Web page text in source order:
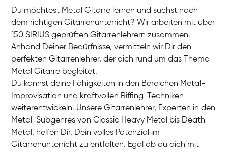
Du möchtest Metal Gitarre lernen und suchst nach
dem richtigen Gitarrenunterricht? Wir arbeiten mit über
150 SIRIUS geprüften Gitarrenlehrern zusammen.
Anhand Deiner Bedürfnisse, vermitteln wir Dir den
perfekten Gitarrenlehrer, der dich rund um das Thema
Metal Gitarre begleitet.
Du kannst deine Fähigkeiten in den Bereichen Metal-
Improvisation und kraftvollen Riffing-Techniken
weiterentwickeln. Unsere Gitarrenlehrer, Experten in den
Metal-Subgenres von Classic Heavy Metal bis Death
Metal, helfen Dir, Dein volles Potenzial im
Gitarrenunterricht zu entfalten. Egal ob du dich mit